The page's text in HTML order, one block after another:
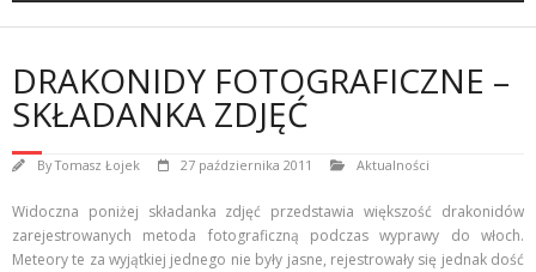
DRAKONIDY FOTOGRAFICZNE –
SKŁADANKA ZDJĘĆ
ByTomasz Łojek 27 października 2011 Aktualności
Widoczna poniżej składanka zdjęć przedstawia większość drakonidów
zarejestrowanych metoda fotograficzną podczas wyprawy do włoch.
Meteory te za wyjątkiej jednego nie były jasne, rejestrowały się jednak dość